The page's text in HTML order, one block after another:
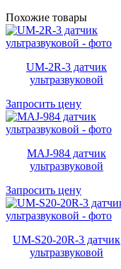
Похожие товары
UM-2R-3 датчик
ультразвуковой
Запросить цену
MAJ-984 датчик
ультразвуковой
Запросить цену
UM-S20-20R-3 датчик
ультразвуковой